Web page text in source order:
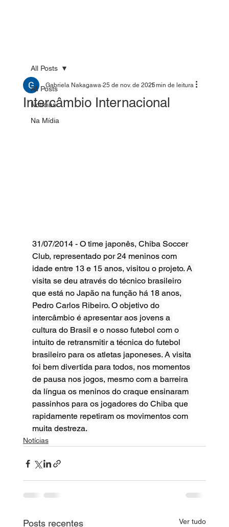
All Posts
Notícias
Na Mídia
All Posts
Intercâmbio Internacional
Gabriela Nakagawa 25 de nov. de 20251 min de leitura
31/07/2014 - O time japonês, Chiba Soccer
Club, representado por 24 meninos com
idade entre 13 e 15 anos, visitou o projeto. A
visita se deu através do técnico brasileiro
que está no Japão na função há 18 anos,
Pedro Carlos Ribeiro. O objetivo do
intercâmbio é apresentar aos jovens a
cultura do Brasil e o nosso futebol com o
intuito de retransmitir a técnica do futebol
brasileiro para os atletas japoneses. A visita
foi bem divertida para todos, nos momentos
de pausa nos jogos, mesmo com a barreira
da língua os meninos do craque ensinaram
passinhos para os jogadores do Chiba que
rapidamente repetiram os movimentos com
muita destreza.
Notícias
Posts recentes Ver tudo